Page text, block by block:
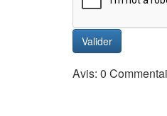
Valider
Avis: 0